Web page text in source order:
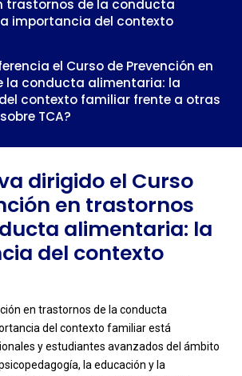
trastornos de la conducta
importancia del contexto
el Curso de Prevención en
la conducta alimentaria: la
contexto familiar frente a otras
TCA?
sentido cursar el Curso de
importancia del contexto familiar
trayectoria profesional?
dirigido el Curso
en trastornos
alimentaria: la
del contexto
en trastornos de la conducta
del contexto familiar está
y estudiantes avanzados del ámbito
la educación y la